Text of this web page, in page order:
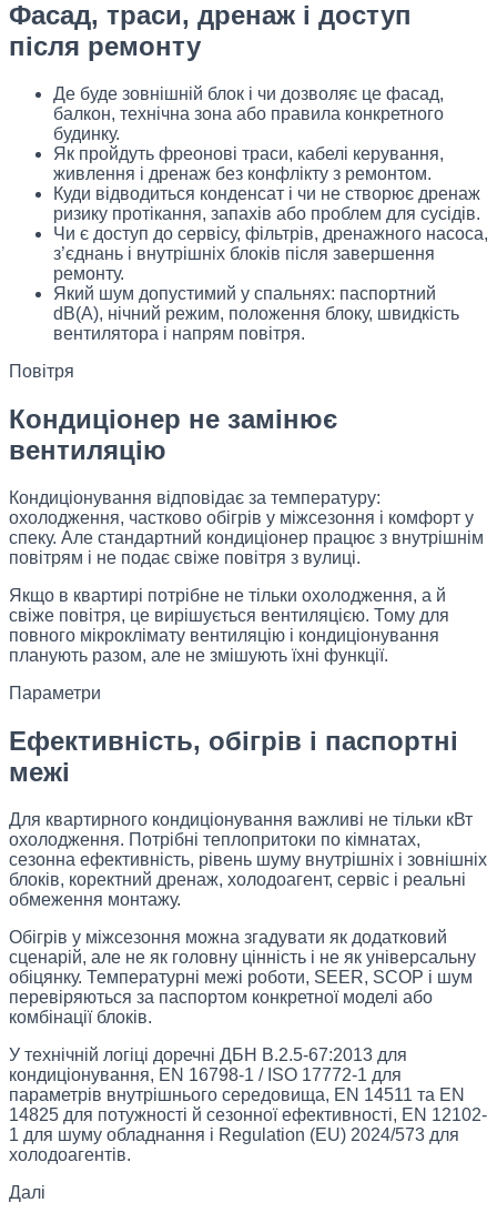
Фасад, траси, дренаж і доступ
після ремонту
Де буде зовнішній блок і чи дозволяє це фасад,
балкон, технічна зона або правила конкретного
будинку.
Як пройдуть фреонові траси, кабелі керування,
живлення і дренаж без конфлікту з ремонтом.
Куди відводиться конденсат і чи не створює дренаж
ризику протікання, запахів або проблем для сусідів.
Чи є доступ до сервісу, фільтрів, дренажного насоса,
з’єднань і внутрішніх блоків після завершення
ремонту.
Який шум допустимий у спальнях: паспортний
dB(A), нічний режим, положення блоку, швидкість
вентилятора і напрям повітря.
Повітря
Кондиціонер не замінює
вентиляцію
Кондиціонування відповідає за температуру:
охолодження, частково обігрів у міжсезоння і комфорт у
спеку. Але стандартний кондиціонер працює з внутрішнім
повітрям і не подає свіже повітря з вулиці.
Якщо в квартирі потрібне не тільки охолодження, а й
свіже повітря, це вирішується вентиляцією. Тому для
повного мікроклімату вентиляцію і кондиціонування
планують разом, але не змішують їхні функції.
Параметри
Ефективність, обігрів і паспортні
межі
Для квартирного кондиціонування важливі не тільки кВт
охолодження. Потрібні теплопритоки по кімнатах,
сезонна ефективність, рівень шуму внутрішніх і зовнішніх
блоків, коректний дренаж, холодоагент, сервіс і реальні
обмеження монтажу.
Обігрів у міжсезоння можна згадувати як додатковий
сценарій, але не як головну цінність і не як універсальну
обіцянку. Температурні межі роботи, SEER, SCOP і шум
перевіряються за паспортом конкретної моделі або
комбінації блоків.
У технічній логіці доречні ДБН В.2.5-67:2013 для
кондиціонування, EN 16798-1 / ISO 17772-1 для
параметрів внутрішнього середовища, EN 14511 та EN
14825 для потужності й сезонної ефективності, EN 12102-
1 для шуму обладнання і Regulation (EU) 2024/573 для
холодоагентів.
Далі